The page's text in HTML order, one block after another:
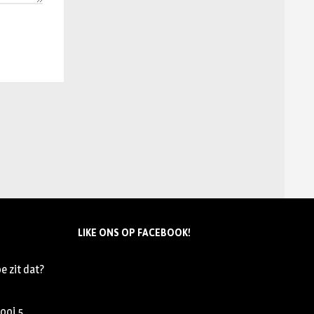
zit dat?
LIKE ONS OP FACEBOOK!